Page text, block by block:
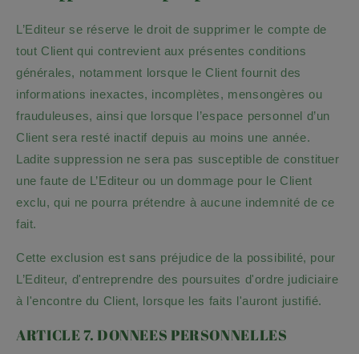
L’Editeur se réserve le droit de supprimer le compte de
tout Client qui contrevient aux présentes conditions
générales, notamment lorsque le Client fournit des
informations inexactes, incomplètes, mensongères ou
frauduleuses, ainsi que lorsque l’espace personnel d’un
Client sera resté inactif depuis au moins une année.
Ladite suppression ne sera pas susceptible de constituer
une faute de L’Editeur ou un dommage pour le Client
exclu, qui ne pourra prétendre à aucune indemnité de ce
fait.
Cette exclusion est sans préjudice de la possibilité, pour
L’Editeur, d'entreprendre des poursuites d'ordre judiciaire
à l'encontre du Client, lorsque les faits l'auront justifié.
ARTICLE 7. DONNEES PERSONNELLES